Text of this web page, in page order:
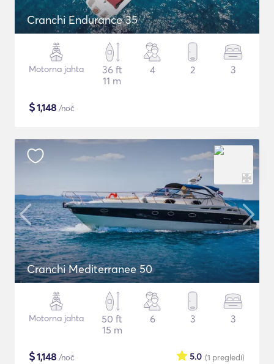
Cranchi Endurance 35
Motorna jahta
36 ft
11 m
4 2 3
$1,148 /noč
Cranchi Mediterranee 50
Motorna jahta
50 ft
15 m
6 3 3
$1,148 /noč (1 pregledi)
5.0